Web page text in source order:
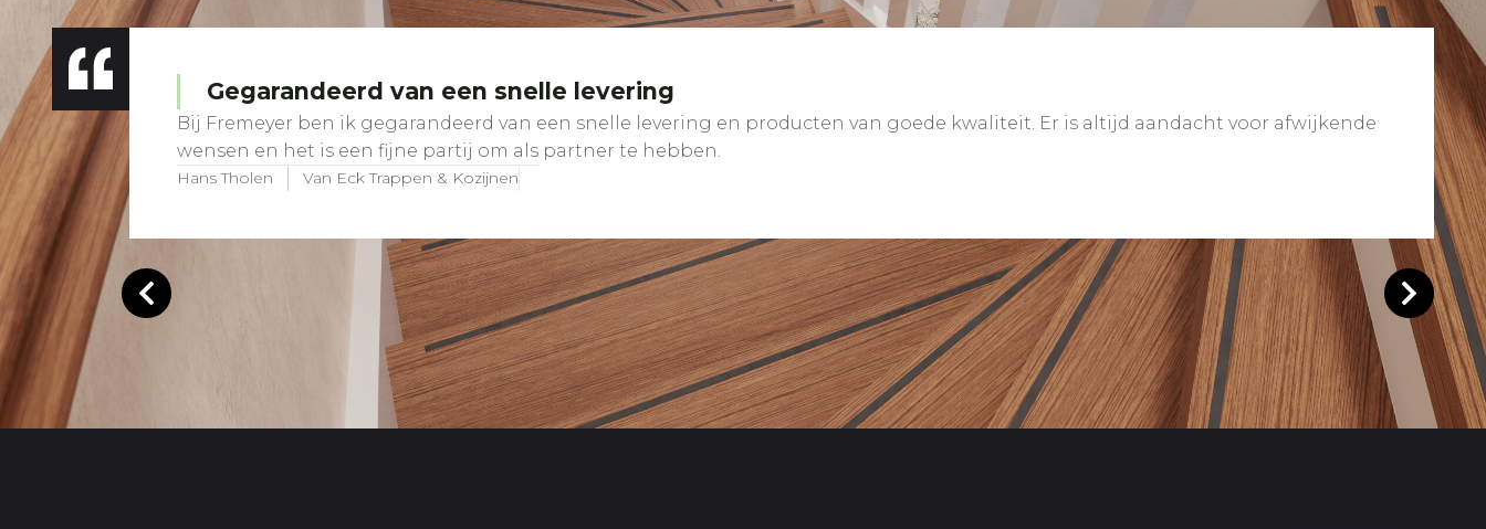
Gegarandeerd van een snelle levering
Bij Fremeyer ben ik gegarandeerd van een snelle levering en producten van goede kwaliteit. Er is altijd aandacht voor afwijkende
wensen en het is een fijne partij om als partner te hebben.
Hans Tholen Van Eck Trappen & Kozijnen